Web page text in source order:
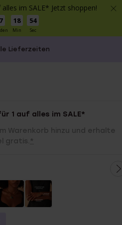
im SALE* Jetzt shoppen!
18
Min
54
Sec
Lieferzeiten
1 auf alles im SALE*
Warenkorb hinzu und erhalte
gratis. *